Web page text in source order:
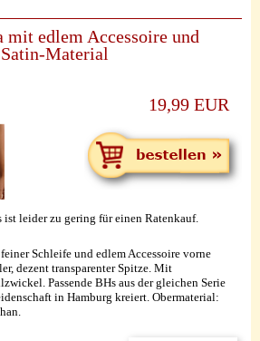
mit edlem Accessoire und
Material
19,99 EUR
Schleife und edlem Accessoire vorne
dezent transparenter Spitze. Mit
Passende BHs aus der gleichen Serie
in Hamburg kreiert. Obermaterial:
ist leider zu gering für einen Ratenkauf.